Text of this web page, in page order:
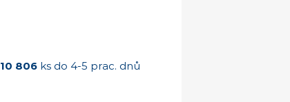
10 806ks do 4-5 prac. dnů